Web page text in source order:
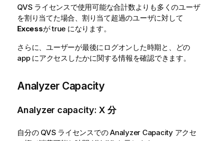
QVS ライセンスで使用可能な合計数よりも多くのユーザ
を割り当てた場合、割り当て超過のユーザに対して
Excessが true になります。
さらに、ユーザーが最後にログオンした時期と、どの
app にアクセスしたかに関する情報を確認できます。
Analyzer Capacity
Analyzer capacity: X 分
自分の QVS ライセンスでの Analyzer Capacity アクセ